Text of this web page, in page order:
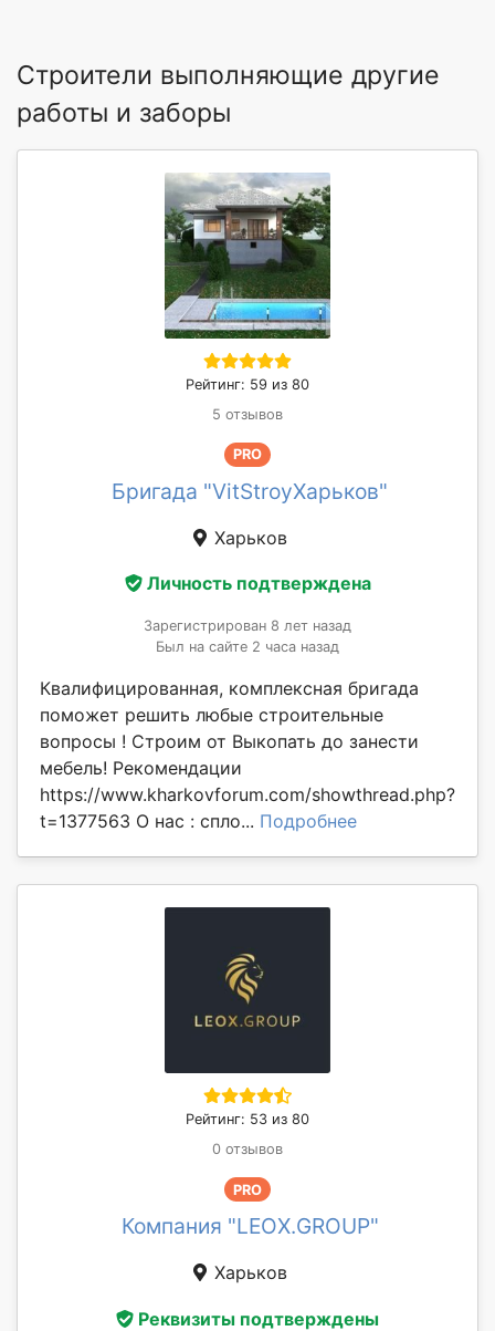
Строители выполняющие другие
работы и заборы
Рейтинг: 59 из 80
5 отзывов
PRO
Бригада "VitStroyХарьков"
Харьков
Личность подтверждена
Зарегистрирован 8 лет назад
Был на сайте 2 часа назад
Квалифицированная, комплексная бригада
поможет решить любые строительные
вопросы ! Строим от Выкопать до занести
мебель! Рекомендации
https://www.kharkovforum.com/showthread.php?
t=1377563 О нас : спло... Подробнее
Рейтинг: 53 из 80
0 отзывов
PRO
Компания "LEOX.GROUP"
Харьков
Реквизиты подтверждены